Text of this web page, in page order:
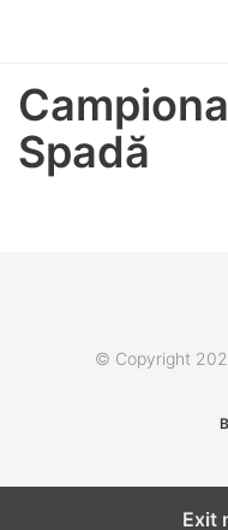
Spadă
© Copyright
Exit